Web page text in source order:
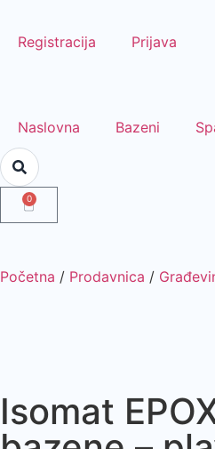
Registracija Prijava
Naslovna Bazeni
0
Početna / Prodavnica /
Isomat